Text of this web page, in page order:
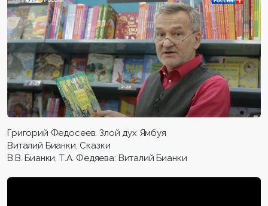
Григорий Федосеев. Злой дух Ямбуя
Виталий Бианки. Сказки
В.В. Бианки, Т.А. Федяева: Виталий Бианки